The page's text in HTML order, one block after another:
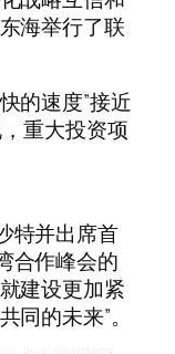
海举行了联
的速度”接近
重大投资项
特并出席首
合作峰会的
建设更加紧
同的未来”。